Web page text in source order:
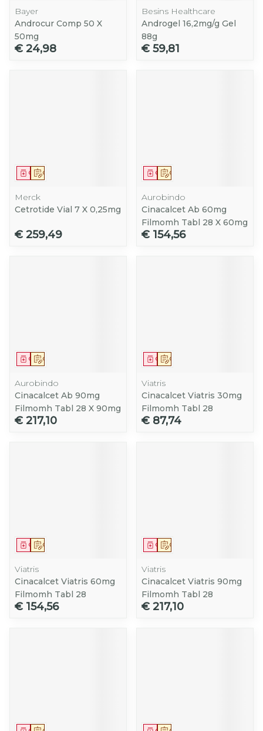
Bayer
Androcur Comp 50 X
50mg
€ 24,98
Besins Healthcare
Androgel 16,2mg/g Gel
88g
€ 59,81
Op voorschrift
Geneesmiddel
Merck
Cetrotide Vial 7 X 0,25mg
€ 259,49
Op voorschrift
Geneesmiddel
Aurobindo
Cinacalcet Ab 60mg
Filmomh Tabl 28 X 60mg
€ 154,56
Op voorschrift
Geneesmiddel
Aurobindo
Cinacalcet Ab 90mg
Filmomh Tabl 28 X 90mg
€ 217,10
Op voorschrift
Geneesmiddel
Viatris
Cinacalcet Viatris 30mg
Filmomh Tabl 28
€ 87,74
Op voorschrift
Geneesmiddel
Viatris
Cinacalcet Viatris 60mg
Filmomh Tabl 28
€ 154,56
Op voorschrift
Geneesmiddel
Viatris
Cinacalcet Viatris 90mg
Filmomh Tabl 28
€ 217,10